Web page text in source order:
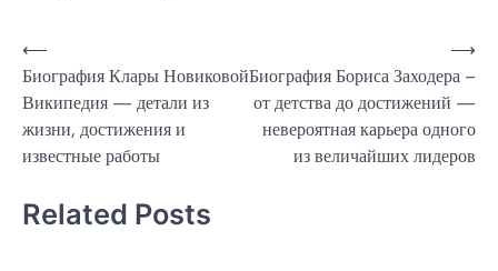
Навигация
по
записям
⟵
Биография Клары Новиковой
Википедия — детали из
жизни, достижения и
известные работы
Биография Бориса Заходера –
от детства до достижений —
невероятная карьера одного
из величайших лидеров
⟶
Related Posts